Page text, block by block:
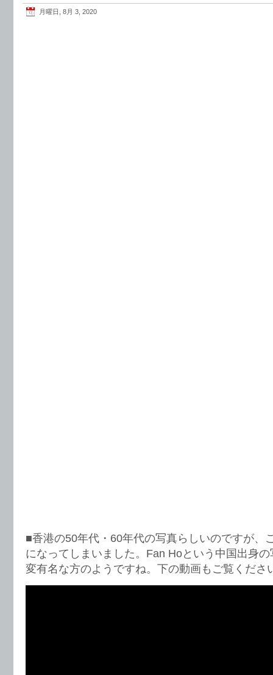
月曜日, 8月 3, 2020
■香港の50年代・60年代の写真らしいのですが、
になってしまいました。Fan Hoという中国出身
変有名な方のようですね。下の動画もご覧くださ